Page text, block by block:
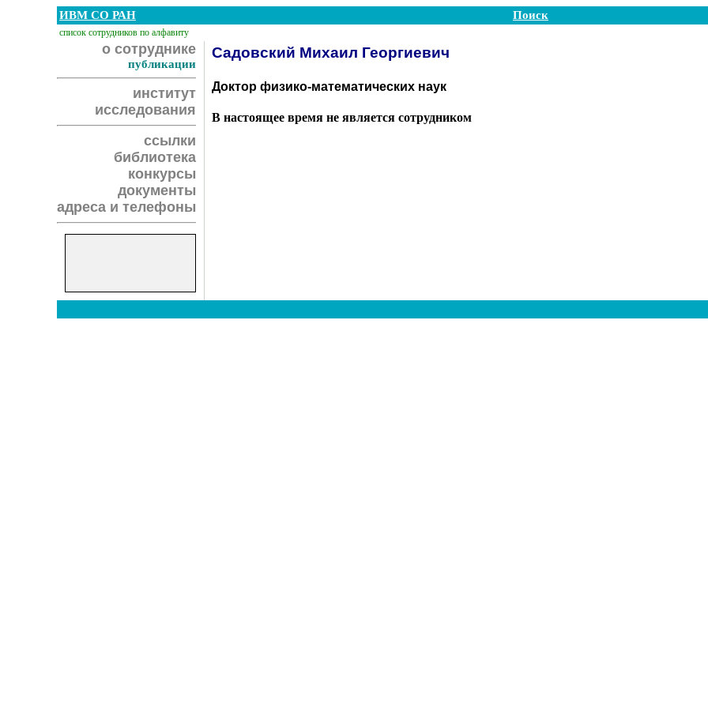
ИВМ СО РАН Поиск
список сотрудников по алфавиту
о сотруднике
публикации
институт
исследования
ссылки
библиотека
конкурсы
документы
адреса и телефоны
Садовский Михаил Георгиевич
Доктор физико-математических наук
В настоящее время не является сотрудником